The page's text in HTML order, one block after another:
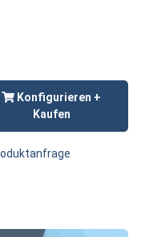
Konfigurieren +
Kaufen